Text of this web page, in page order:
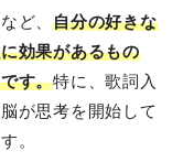
ど、自分の好きな
効果があるもの
す。特に、歌詞入
が思考を開始して
。